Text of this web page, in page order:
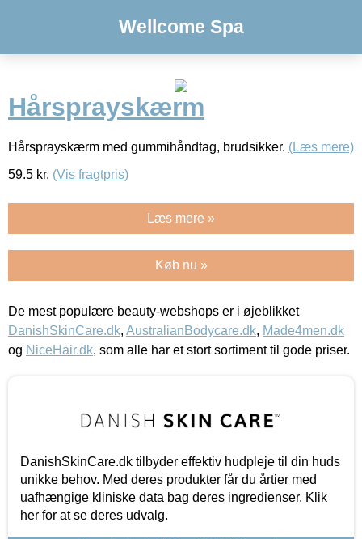
Wellcome Spa
Hårsprayskærm
Hårsprayskærm med gummihåndtag, brudsikker. (Læs mere)
59.5 kr. (Vis fragtpris)
Læs mere »
Køb nu »
De mest populære beauty-webshops er i øjeblikket
DanishSkinCare.dk, AustralianBodycare.dk, Made4men.dk
og NiceHair.dk, som alle har et stort sortiment til gode priser.
DanishSkinCare.dk tilbyder effektiv hudpleje til din huds
unikke behov. Med deres produkter får du årtier med
uafhængige kliniske data bag deres ingredienser. Klik
her for at se deres udvalg.